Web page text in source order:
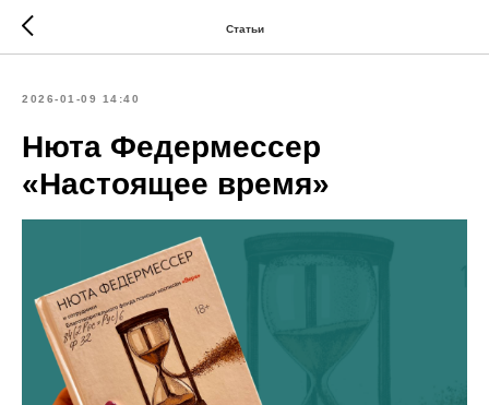
Статьи
2026-01-09 14:40
Нюта Федермессер
«Настоящее время»